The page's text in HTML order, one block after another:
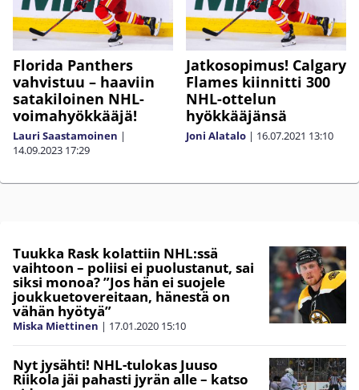
Florida Panthers
vahvistuu – haaviin
satakiloinen NHL-
voimahyökkääjä!
Lauri Saastamoinen |
14.09.2023 17:29
Jatkosopimus! Calgary
Flames kiinnitti 300
NHL-ottelun
hyökkääjänsä
Joni Alatalo | 16.07.2021 13:10
Tuukka Rask kolattiin NHL:ssä
vaihtoon – poliisi ei puolustanut, sai
siksi monoa? ”Jos hän ei suojele
joukkuetovereitaan, hänestä on
vähän hyötyä”
Miska Miettinen | 17.01.2020 15:10
Nyt jysähti! NHL-tulokas Juuso
Riikola jäi pahasti jyrän alle – katso